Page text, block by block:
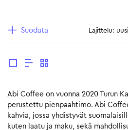
Suodata
Abi Coffee on vuonna 2020 Turun
perustettu pienpaahtimo. Abi
kahvia, jossa yhdistyvät
kuten laatu ja maku, sekä